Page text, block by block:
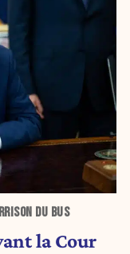
DU BUS
la Cour